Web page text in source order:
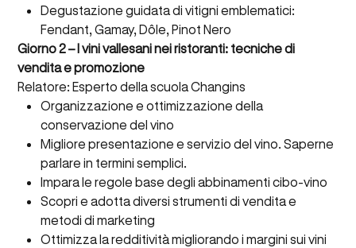
Degustazione guidata di vitigni emblematici:
Fendant, Gamay, Dôle, Pinot Nero
Giorno 2 – I vini vallesani nei ristoranti: tecniche di
vendita e promozione
Relatore: Esperto della scuola Changins
Organizzazione e ottimizzazione della
conservazione del vino
Migliore presentazione e servizio del vino. Saperne
parlare in termini semplici.
Impara le regole base degli abbinamenti cibo-vino
Scopri e adotta diversi strumenti di vendita e
metodi di marketing
Ottimizza la redditività migliorando i margini sui vini